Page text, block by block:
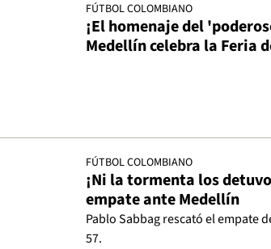
FÚTBOL COLOMBIANO
¡El homenaje del
Medellín celebra la Feria
FÚTBOL COLOMBIANO
¡Ni la tormenta los
empate ante Medellín
Pablo Sabbag rescató el empate
57.